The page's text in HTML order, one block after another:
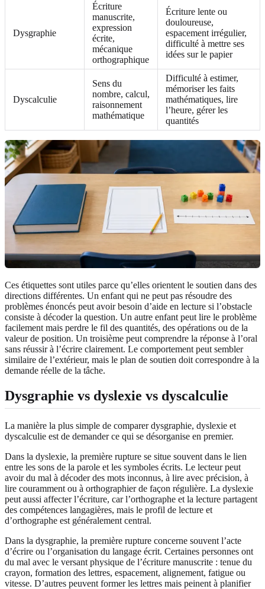
Dysgraphie
Écriture
manuscrite,
expression
écrite,
mécanique
orthographique
Écriture lente ou
douloureuse,
espacement irrégulier,
difficulté à mettre ses
idées sur le papier
Dyscalculie
Sens du
nombre, calcul,
raisonnement
mathématique
Difficulté à estimer,
mémoriser les faits
mathématiques, lire
l’heure, gérer les
quantités
Ces étiquettes sont utiles parce qu’elles orientent le soutien dans des
directions différentes. Un enfant qui ne peut pas résoudre des
problèmes énoncés peut avoir besoin d’aide en lecture si l’obstacle
consiste à décoder la question. Un autre enfant peut lire le problème
facilement mais perdre le fil des quantités, des opérations ou de la
valeur de position. Un troisième peut comprendre la réponse à l’oral
sans réussir à l’écrire clairement. Le comportement peut sembler
similaire de l’extérieur, mais le plan de soutien doit correspondre à la
demande réelle de la tâche.
Dysgraphie vs dyslexie vs dyscalculie
La manière la plus simple de comparer dysgraphie, dyslexie et
dyscalculie est de demander ce qui se désorganise en premier.
Dans la dyslexie, la première rupture se situe souvent dans le lien
entre les sons de la parole et les symboles écrits. Le lecteur peut
avoir du mal à décoder des mots inconnus, à lire avec précision, à
lire couramment ou à orthographier de façon régulière. La dyslexie
peut aussi affecter l’écriture, car l’orthographe et la lecture partagent
des compétences langagières, mais le profil de lecture et
d’orthographe est généralement central.
Dans la dysgraphie, la première rupture concerne souvent l’acte
d’écrire ou l’organisation du langage écrit. Certaines personnes ont
du mal avec le versant physique de l’écriture manuscrite : tenue du
crayon, formation des lettres, espacement, alignement, fatigue ou
vitesse. D’autres peuvent former les lettres mais peinent à planifier